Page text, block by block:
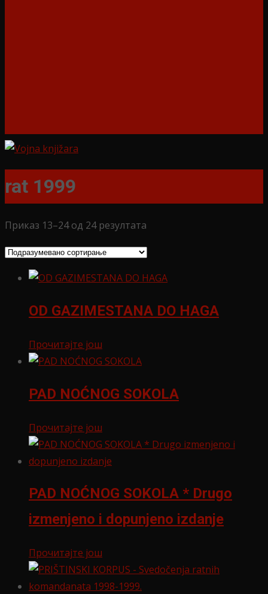
rat 1999
Приказ 13–24 од 24 резултата
OD GAZIMESTANA DO HAGA
Прочитајте још
PAD NOĆNOG SOKOLA
Прочитајте још
PAD NOĆNOG SOKOLA * Drugo
izmenjeno i dopunjeno izdanje
Прочитајте још